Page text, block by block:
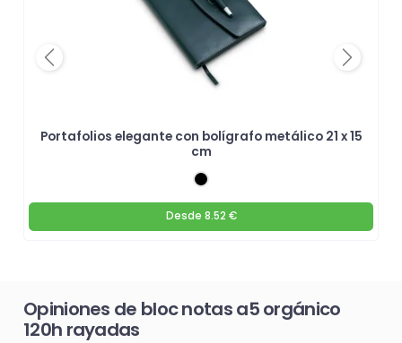
Portafolios elegante con bolígrafo metálico 21 x 15
cm
Desde 8.52 €
Previous Next
Opiniones de bloc notas a5 orgánico
120h rayadas